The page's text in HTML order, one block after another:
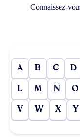
Connaissez-
A B C D
L M N O
V W X Y